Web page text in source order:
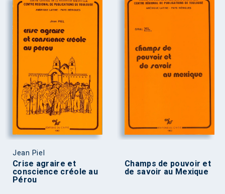
Jean Piel
Crise agraire et
conscience créole au
Pérou
Champs de pouvoir et
de savoir au Mexique